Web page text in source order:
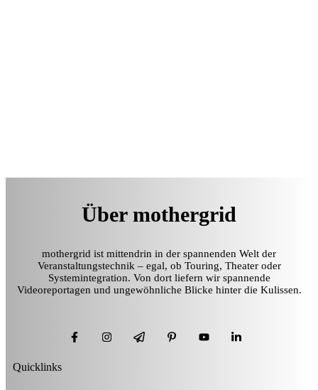
Über mothergrid
mothergrid ist mittendrin in der spannenden Welt der
Veranstaltungstechnik – egal, ob Touring, Theater oder
Systemintegration. Von dort liefern wir spannende
Videoreportagen und ungewöhnliche Blicke hinter die Kulissen.
Quicklinks